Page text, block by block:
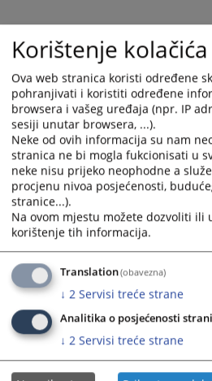
Korištenje kolačića
Ova web stranica koristi određene
pohranjivati i koristiti određene
browsera i vašeg uređaja (npr. IP
sesiji unutar browsera, ...).
Neke od ovih informacija su nam
stranica ne bi mogla fukcionisati u
neke nisu prijeko neophodne a
procjenu nivoa posjećenosti,
stranice...).
Na ovom mjestu možete dozvoliti ili
korištenje tih informacija.
Translation(obavezna)
↓ 2 Servisi treće strane
Analitika o posjećenosti
↓ 2 Servisi treće strane